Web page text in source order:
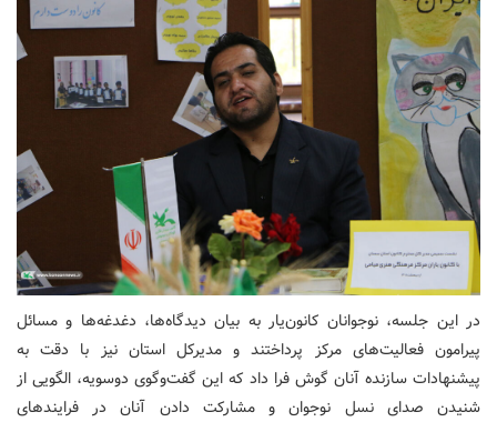
در این جلسه، نوجوانان کانون‌یار به بیان دیدگاه‌ها، دغدغه‌ها و مسائل
پیرامون فعالیت‌های مرکز پرداختند و مدیرکل استان نیز با دقت به
پیشنهادات سازنده آنان گوش فرا داد که این گفت‌وگوی دوسویه، الگویی از
شنیدن صدای نسل نوجوان و مشارکت دادن آنان در فرایندهای